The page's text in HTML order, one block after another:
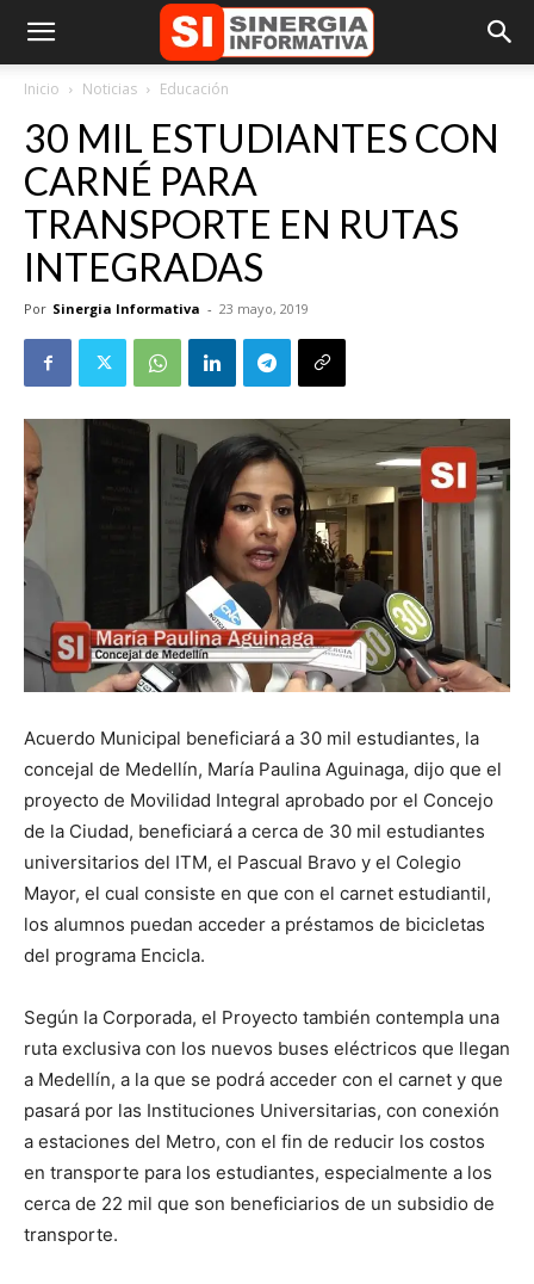
Inicio Noticias Educación
30 MIL ESTUDIANTES CON
CARNÉ PARA
TRANSPORTE EN RUTAS
INTEGRADAS
Por Sinergia Informativa - 23 mayo, 2019
Acuerdo Municipal beneficiará a 30 mil estudiantes, la
concejal de Medellín, María Paulina Aguinaga, dijo que el
proyecto de Movilidad Integral aprobado por el Concejo
de la Ciudad, beneficiará a cerca de 30 mil estudiantes
universitarios del ITM, el Pascual Bravo y el Colegio
Mayor, el cual consiste en que con el carnet estudiantil,
los alumnos puedan acceder a préstamos de bicicletas
del programa Encicla.
Según la Corporada, el Proyecto también contempla una
ruta exclusiva con los nuevos buses eléctricos que llegan
a Medellín, a la que se podrá acceder con el carnet y que
pasará por las Instituciones Universitarias, con conexión
a estaciones del Metro, con el fin de reducir los costos
en transporte para los estudiantes, especialmente a los
cerca de 22 mil que son beneficiarios de un subsidio de
transporte.